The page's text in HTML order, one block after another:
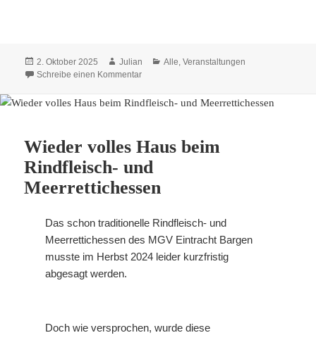
Veröffentlicht
am
2. Oktober 2025 Autor
Julian Kategorien
Alle,Veranstaltungen
Schreibe einen Kommentar
Wieder volles Haus beim
Rindfleisch- und
Meerrettichessen
Das schon traditionelle Rindfleisch- und
Meerrettichessen des MGV Eintracht Bargen
musste im Herbst 2024 leider kurzfristig
abgesagt werden.
Doch wie versprochen, wurde diese